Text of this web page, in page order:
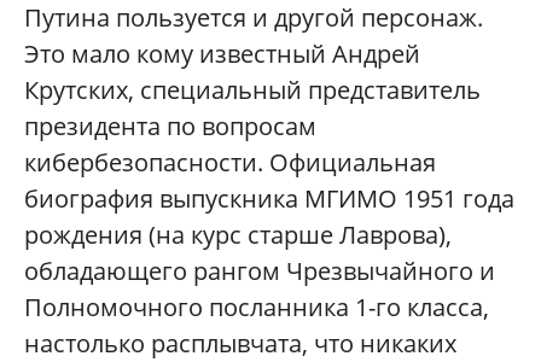
Путина пользуется и другой персонаж.
Это мало кому известный Андрей
Крутских, специальный представитель
президента по вопросам
кибербезопасности. Официальная
биография выпускника МГИМО 1951 года
рождения (на курс старше Лаврова),
обладающего рангом Чрезвычайного и
Полномочного посланника 1-го класса,
настолько расплывчата, что никаких